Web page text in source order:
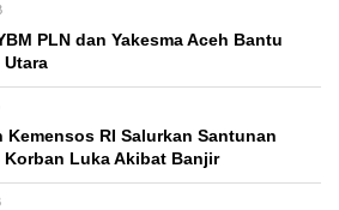
PLN dan Yakesma Aceh Bantu
Utara
Kemensos RI Salurkan Santunan
Korban Luka Akibat Banjir